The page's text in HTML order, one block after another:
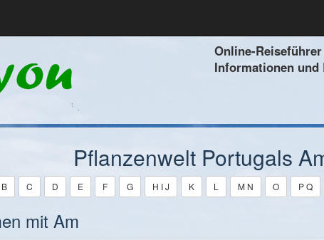
Online-
Informationen
Pflanzenwelt Portugals
B C D E F G H I J K L M N O P Q
mit Am